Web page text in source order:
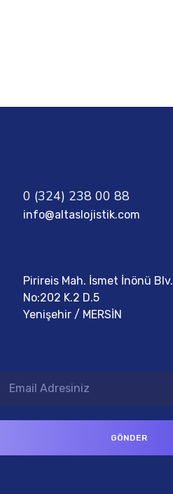
0 (324) 238 00 88
info@altaslojistik.com
Pirireis Mah. İsmet İnönü Blv.
No:202 K.2 D.5
Yenişehir / MERSİN